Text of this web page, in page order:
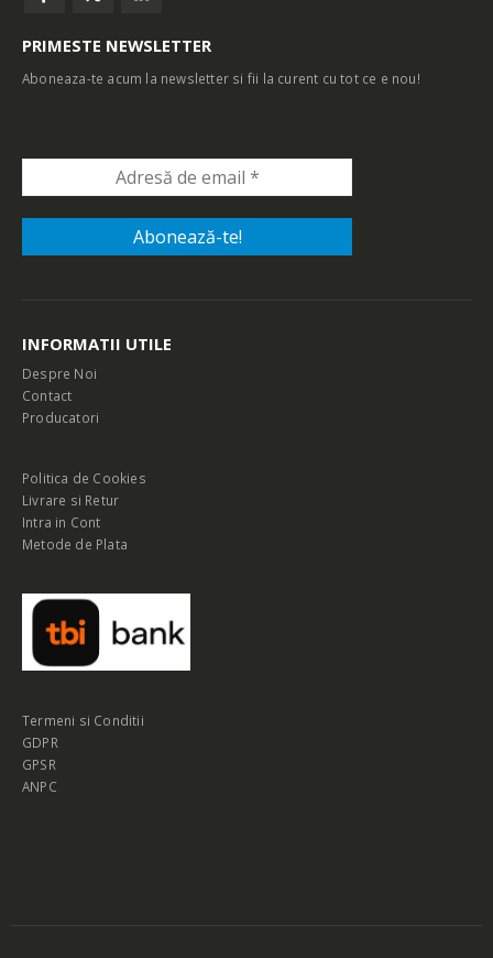
PRIMESTE NEWSLETTER
Aboneaza-te acum la newsletter si fii la curent cu tot ce e nou!
INFORMATII UTILE
Despre Noi
Contact
Producatori
Politica de Cookies
Livrare si Retur
Intra in Cont
Metode de Plata
Termeni si Conditii
GDPR
GPSR
ANPC